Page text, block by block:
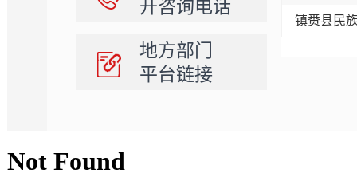
开咨询电话
地方部门
平台链接
镇赉县民